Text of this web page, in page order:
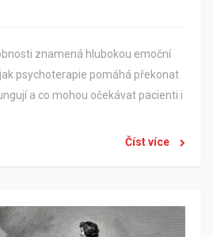
znamená hlubokou emoční
psychoterapie pomáhá překonat
a co mohou očekávat pacienti i
Číst více